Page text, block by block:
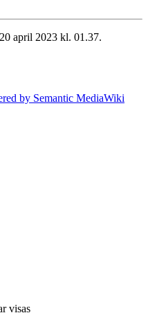
april 2023 kl. 01.37.
by Semantic MediaWiki
visas